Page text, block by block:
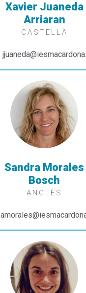
Xavier Juaneda
Arriaran
CASTELLÀ
Sandra Morales
Bosch
ANGLÈS